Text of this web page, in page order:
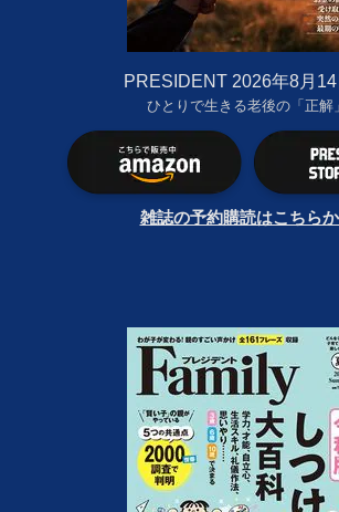
PRESIDENT 2026年8月
ひとりで生きる老後の「正解」
雑誌の予約購読はこちら